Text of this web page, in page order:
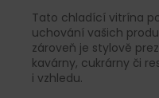
Tato chladící vitrína
uchování vašich
zároveň je stylově
kavárny, cukrárny či
i vzhledu.